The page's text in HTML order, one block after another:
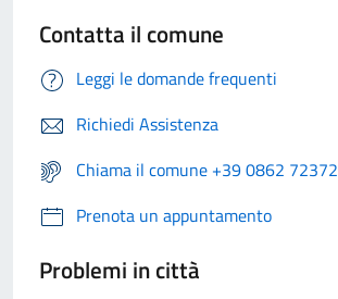
Contatta il comune
Leggi le domande frequenti
Richiedi Assistenza
Chiama il comune +39 0862 72372
Prenota un appuntamento
Problemi in città